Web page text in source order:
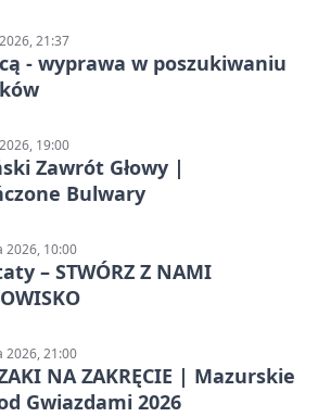
21:37
- wyprawa w poszukiwaniu
19:00
Zawrót Głowy |
Bulwary
2026, 10:00
– STWÓRZ Z NAMI
2026, 21:00
NA ZAKRĘCIE | Mazurskie
Gwiazdami 2026